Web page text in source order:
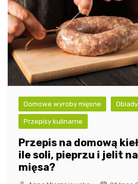
Domowe wyroby mięsne Obiady
Przepisy kulinarne
Przepis na domową
ile soli, pieprzu i jelit
mięsa?